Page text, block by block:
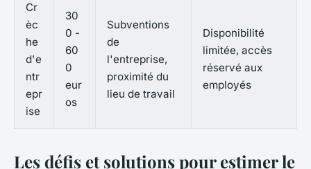
Cr
èc
he
d'e
ntr
epr
ise
30
0 -
60
0
eur
os
Subventions
de
l'entreprise,
proximité du
lieu de travail
Disponibilité
limitée, accès
réservé aux
employés
Les défis et solutions pour estimer le